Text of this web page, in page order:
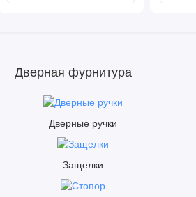
Дверная фурнитура
Дверные ручки
Защелки